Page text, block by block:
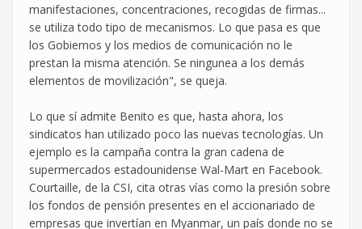
manifestaciones, concentraciones, recogidas de firmas...
se utiliza todo tipo de mecanismos. Lo que pasa es que
los Gobiernos y los medios de comunicación no le
prestan la misma atención. Se ningunea a los demás
elementos de movilización", se queja.
Lo que sí admite Benito es que, hasta ahora, los
sindicatos han utilizado poco las nuevas tecnologías. Un
ejemplo es la campaña contra la gran cadena de
supermercados estadounidense Wal-Mart en Facebook.
Courtaille, de la CSI, cita otras vías como la presión sobre
los fondos de pensión presentes en el accionariado de
empresas que invertían en Myanmar, un país donde no se